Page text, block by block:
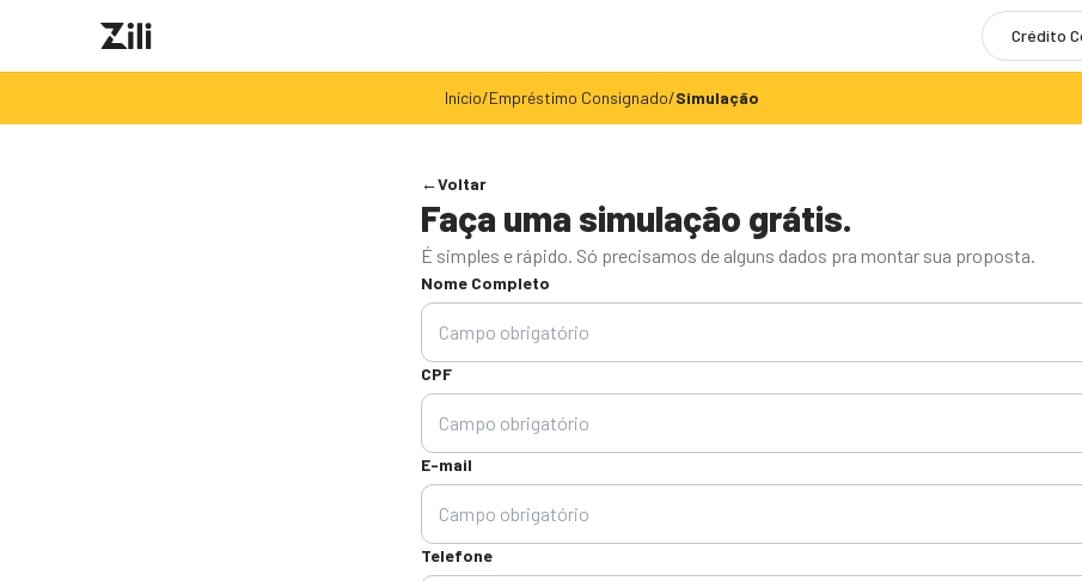
Crédito
Início/Empréstimo Consignado/Simulação
←Voltar
Faça uma simulação grátis.
É simples e rápido. Só precisamos de alguns dados pra montar sua proposta.
Nome Completo
CPF
E-mail
Telefone